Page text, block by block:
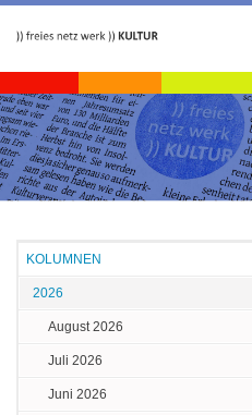
KOLUMNEN
2026
August 2026
Juli 2026
Juni 2026